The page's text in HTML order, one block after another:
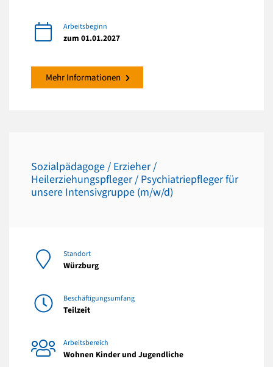
Arbeitsbeginn
zum 01.01.2027
Mehr Informationen
Sozialpädagoge / Erzieher /
Heilerziehungspfleger / Psychiatriepfleger für
unsere Intensivgruppe (m/w/d)
Standort
Würzburg
Beschäftigungsumfang
Teilzeit
Arbeitsbereich
Wohnen Kinder und Jugendliche